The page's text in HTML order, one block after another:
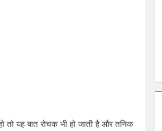
तो यह बात रोचक भी हो जाती है और तनिक